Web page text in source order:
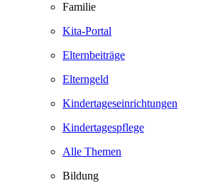
Familie
Kita-Portal
Elternbeiträge
Elterngeld
Kindertageseinrichtungen
Kindertagespflege
Alle Themen
Bildung